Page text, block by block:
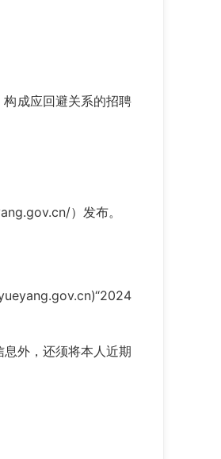
成应回避关系的招聘
）发布。
外，还须将本人近期